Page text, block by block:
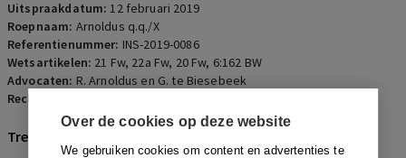
Over de cookies op deze website
We gebruiken cookies om content en advertenties te
Uitspraakdatum:12 februari 2019
Roepnaam: Arnoldus q.q./X
Referentienummer: INS-2019-0086
Wetsartikelen: 21 Fw, 22a Fw, 20 Fw, 6:162 BW
Advocaten: R. Arnoldus en G. te Biesebeek
Rechters:
Trefwoorden